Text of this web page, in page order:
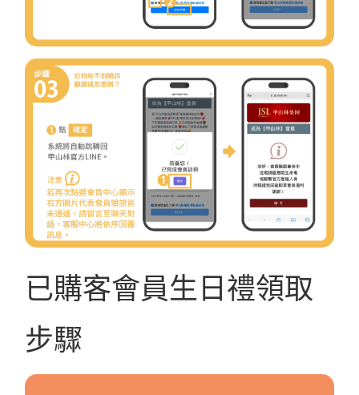
已購客會員生日禮領取
步驟